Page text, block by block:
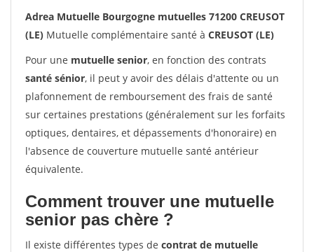
Adrea Mutuelle Bourgogne mutuelles 71200 CREUSOT
(LE) Mutuelle complémentaire santé à CREUSOT (LE)
Pour une mutuelle senior, en fonction des contrats
santé sénior, il peut y avoir des délais d'attente ou un
plafonnement de remboursement des frais de santé
sur certaines prestations (généralement sur les forfaits
optiques, dentaires, et dépassements d'honoraire) en
l'absence de couverture mutuelle santé antérieur
équivalente.
Comment trouver une mutuelle
senior pas chère ?
Il existe différentes types de contrat de mutuelle